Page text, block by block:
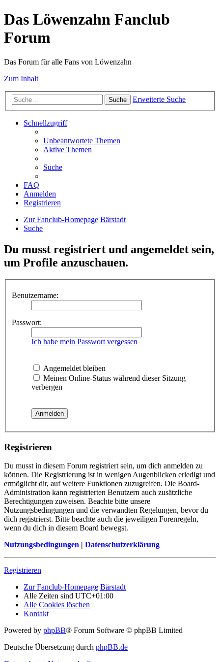
Das Löwenzahn Fanclub
Forum
Das Forum für alle Fans von Löwenzahn
Zum Inhalt
Suche Erweiterte Suche
Schnellzugriff
Unbeantwortete Themen
Aktive Themen
Suche
FAQ
Anmelden
Registrieren
Zur Fanclub-Homepage Bärstadt
Suche
Du musst registriert und angemeldet sein,
um Profile anzuschauen.
Benutzername:
Passwort:
Ich habe mein Passwort vergessen
Angemeldet bleiben
Meinen Online-Status während dieser Sitzung
verbergen
Registrieren
Du musst in diesem Forum registriert sein, um dich anmelden zu
können. Die Registrierung ist in wenigen Augenblicken erledigt und
ermöglicht dir, auf weitere Funktionen zuzugreifen. Die Board-
Administration kann registrierten Benutzern auch zusätzliche
Berechtigungen zuweisen. Beachte bitte unsere
Nutzungsbedingungen und die verwandten Regelungen, bevor du
dich registrierst. Bitte beachte auch die jeweiligen Forenregeln,
wenn du dich in diesem Board bewegst.
Nutzungsbedingungen | Datenschutzerklärung
Registrieren
Zur Fanclub-Homepage Bärstadt
Alle Zeiten sind UTC+01:00
Alle Cookies löschen
Kontakt
Powered by phpBB® Forum Software © phpBB Limited
Deutsche Übersetzung durch phpBB.de